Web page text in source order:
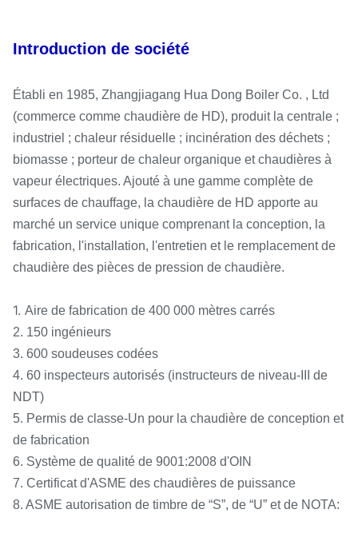
Introduction de société
Établi en 1985, Zhangjiagang Hua Dong Boiler Co. , Ltd
(commerce comme chaudière de HD), produit la centrale ;
industriel ; chaleur résiduelle ; incinération des déchets ;
biomasse ; porteur de chaleur organique et chaudières à
vapeur électriques. Ajouté à une gamme complète de
surfaces de chauffage, la chaudière de HD apporte au
marché un service unique comprenant la conception, la
fabrication, l'installation, l'entretien et le remplacement de
chaudière des pièces de pression de chaudière.
1. Aire de fabrication de 400 000 mètres carrés
2. 150 ingénieurs
3. 600 soudeuses codées
4. 60 inspecteurs autorisés (instructeurs de niveau-III de
NDT)
5. Permis de classe-Un pour la chaudière de conception et
de fabrication
6. Système de qualité de 9001:2008 d'OIN
7. Certificat d'ASME des chaudières de puissance
8. ASME autorisation de timbre de “S”, de “U” et de NOTA: